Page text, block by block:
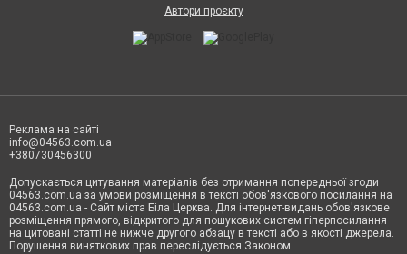
Автори проєкту
Реклама на сайті
info@04563.com.ua
+380730456300
Допускається цитування матеріалів без отримання попередньої згоди
04563.com.ua за умови розміщення в тексті обов'язкового посилання на
04563.com.ua - Сайт міста Біла Церква. Для інтернет-видань обов'язкове
розміщення прямого, відкритого для пошукових систем гіперпосилання
на цитовані статті не нижче другого абзацу в тексті або в якості джерела.
Порушення виняткових прав переслідується Законом.